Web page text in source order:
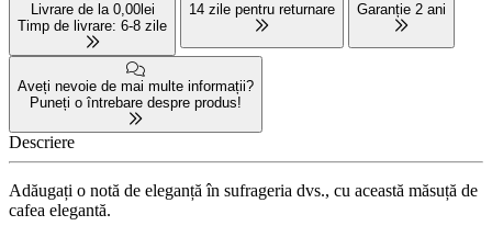
Livrare de la 0,00lei
Timp de livrare: 6-8 zile
14 zile pentru returnare Garanție 2 ani
Aveți nevoie de mai multe informații?
Puneți o întrebare despre produs!
Descriere
Adăugați o notă de eleganță în sufrageria dvs., cu această măsuță de
cafea elegantă.